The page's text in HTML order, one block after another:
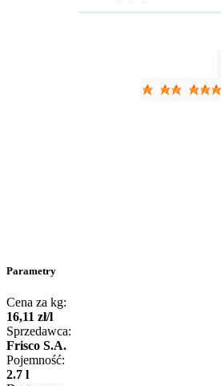
Parametry
Cena za kg:
16,11 zł/l
Sprzedawca:
Frisco S.A.
Pojemność:
2.7 l